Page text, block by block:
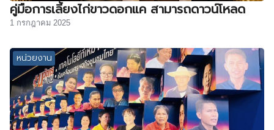
คู่มือการเลี้ยงไก่ขาวดอกแค สามารถดาวน์โหลด
1 กรกฎาคม 2025
หน่วยงาน